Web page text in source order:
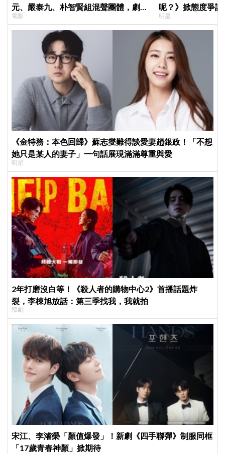
元、嚴泰九、朴智賢組混聲團體，劇中
曲《Love Is》超洗腦
電影
呢？》掀態度爭
真的吐了」心疼
明星
《金特務：本色回歸》蘇志燮難得談愛妻趙銀政！「不想
她只是某人的妻子」一句話展現滿滿尊重與愛
明星
2年打磨沒白等！《殺人者的購物中心2》首播話題炸
裂，李棟旭放話：第三季找我，我就拍
韓劇
宋江、李濬榮「顏值爆發」！新劇《四手聯彈》制服同框
「17歲青春神顏」掀期待